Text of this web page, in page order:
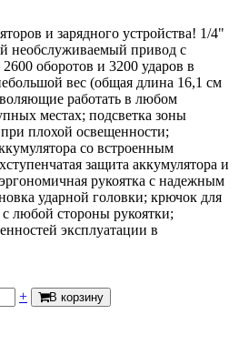
и зарядного устройства! 1/4"
необслуживаемый привод с
оборотов и 3200 ударов в
вес (общая длина 16,1 см
работать в любом
местах; подсветка зоны
плохой освещенности;
со встроенным
защита аккумулятора и
рукоятка с надежным
ударной головки; крючок для
любой стороны рукоятки;
эксплуатации в
+ В корзину